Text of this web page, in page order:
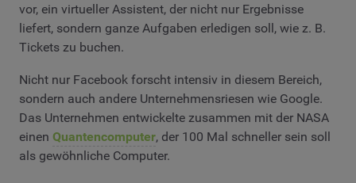
vor, ein virtueller Assistent, der nicht nur Ergebnisse
liefert, sondern ganze Aufgaben erledigen soll, wie z. B.
Tickets zu buchen.
Nicht nur Facebook forscht intensiv in diesem Bereich,
sondern auch andere Unternehmensriesen wie Google.
Das Unternehmen entwickelte zusammen mit der NASA
einen Quantencomputer, der 100 Mal schneller sein soll
als gewöhnliche Computer.